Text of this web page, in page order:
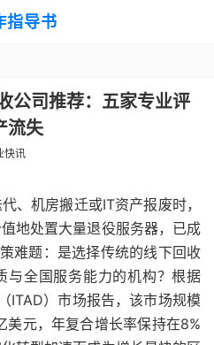
指导书
公司推荐：五家专业评
流失
快讯
、机房搬迁或IT资产报废时，
地处置大量退役服务器，已成
难题：是选择传统的线下回收
与全国服务能力的机构？根据
ITAD）市场报告，该市场规模
元，年复合增长率保持在8%